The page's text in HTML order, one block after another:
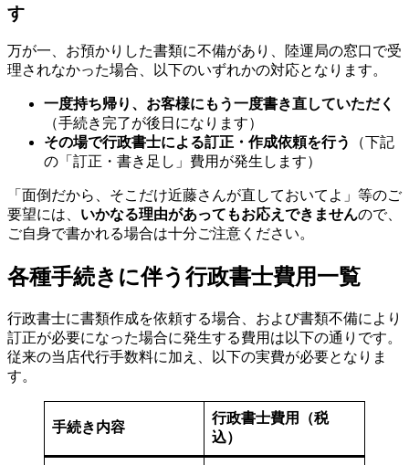
す
万が一、お預かりした書類に不備があり、陸運局の窓口で受
理されなかった場合、以下のいずれかの対応となります。
一度持ち帰り、お客様にもう一度書き直していただく
（手続き完了が後日になります）
その場で行政書士による訂正・作成依頼を行う
（下記
の「訂正・書き足し」費用が発生します）
「面倒だから、そこだけ近藤さんが直しておいてよ」等のご
要望には、 いかなる理由があってもお応えできませんので、
ご自身で書かれる場合は十分ご注意ください。
各種手続きに伴う行政書士費用一覧
行政書士に書類作成を依頼する場合、および書類不備により
訂正が必要になった場合に発生する費用は以下の通りです。
従来の当店代行手数料に加え、以下の実費が必要となりま
す。
手続き内容
行政書士費用（税
込）